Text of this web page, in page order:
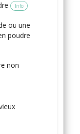
Info
ou une
poudre
non